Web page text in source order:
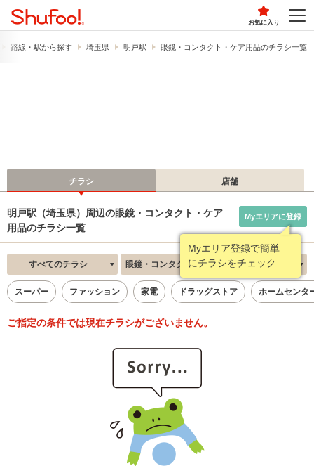
お気に入り
路線・駅から探す 埼玉県 明戸駅 眼鏡・コンタクト・ケア用品のチラシ一覧
チラシ 店舗
明戸駅（埼玉県）周辺の眼鏡・コンタクト・ケア
用品のチラシ一覧
Myエリア登録で簡単
にチラシをチェック
Myエリアに登録
すべてのチラシ 眼鏡・コンタクト・ケア用品 新着順
スーパー ファッション 家電 ドラッグストア ホームセンタ
ご指定の条件では現在チラシがございません。